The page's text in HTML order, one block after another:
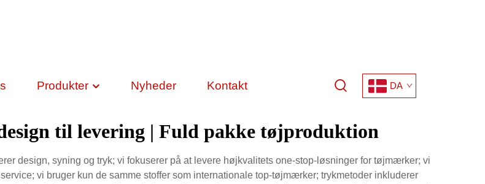
Produkter Nyheder Kontakt DA
til levering | Fuld pakke tøjproduktion
design, syning og tryk; vi fokuserer på at levere højkvalitets one-stop-løsninger for tøjmærker; vi
vi bruger kun de samme stoffer som internationale top-tøjmærker; trykmetoder inkluderer